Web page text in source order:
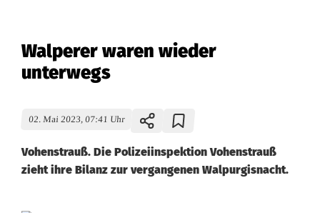
Walperer waren wieder
unterwegs
02. Mai 2023, 07:41 Uhr
Vohenstrauß. Die Polizeiinspektion Vohenstrauß
zieht ihre Bilanz zur vergangenen Walpurgisnacht.